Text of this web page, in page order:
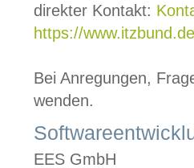
direkter Kontakt:
https://
Bei Anregungen,
wenden.
EES GmbH